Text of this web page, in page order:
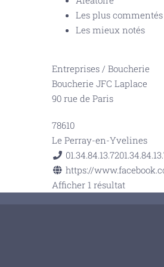
Les plus commentés
Les mieux notés
Entreprises / Boucherie
Boucherie JFC Laplace
90 rue de Paris
78610
Le Perray-en-Yvelines
01.34.84.13.72
https://
Afficher 1 résultat